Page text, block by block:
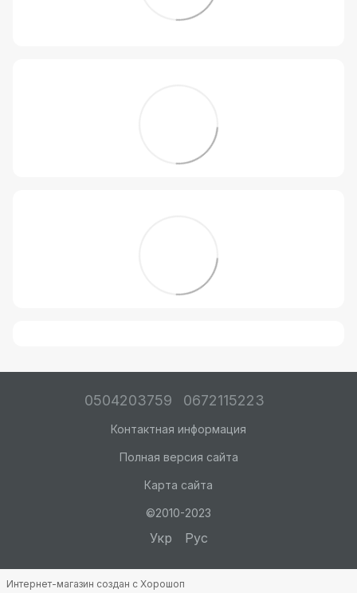
0504203759 0672115223
Контактная информация
Полная версия сайта
Карта сайта
©2010-2023
Укр Рус
Интернет-магазин создан с Хорошоп